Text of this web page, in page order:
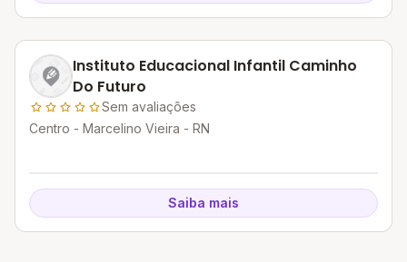
Instituto Educacional Infantil Caminho
Do Futuro
Sem avaliações
Centro - Marcelino Vieira - RN
Saiba mais